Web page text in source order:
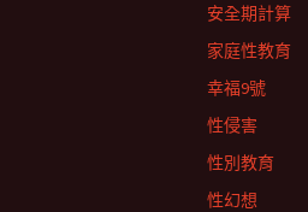
安全期計算
家庭性教育
幸福9號
性侵害
性別教育
性幻想